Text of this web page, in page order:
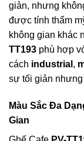
giản, nhưng
được tính thẩm
không gian khác
TT193 phù hợp
cách industrial ,
sự tối giản
Màu Sắc Đa
Gian